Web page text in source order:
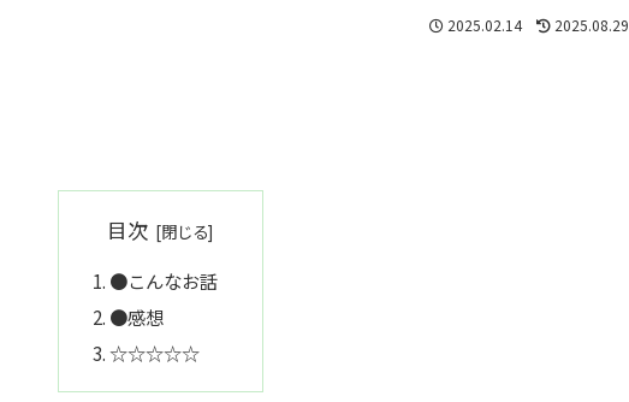
2025.02.14 2025.08.29
目次
●こんなお話
●感想
☆☆☆☆☆